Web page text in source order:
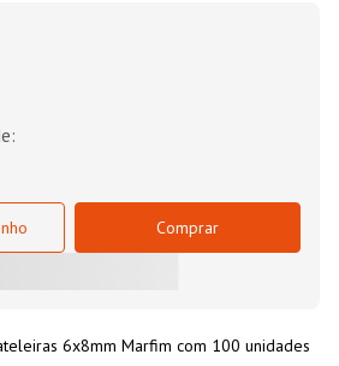
Comprar
6x8mm Marfim com 100 unidades